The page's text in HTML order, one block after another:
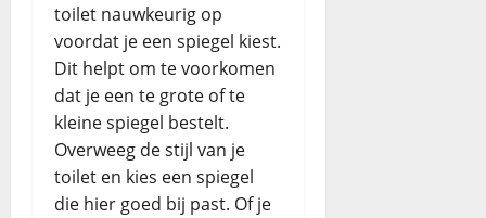
toilet nauwkeurig op
voordat je een spiegel kiest.
Dit helpt om te voorkomen
dat je een te grote of te
kleine spiegel bestelt.
Overweeg de stijl van je
toilet en kies een spiegel
die hier goed bij past. Of je